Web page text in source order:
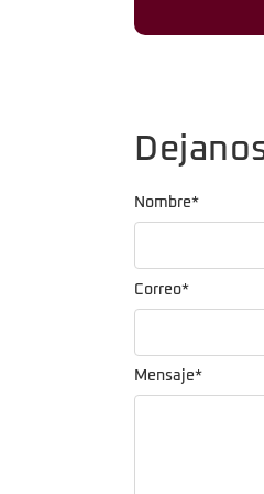
Mensaje*
Nombre*
Correo*